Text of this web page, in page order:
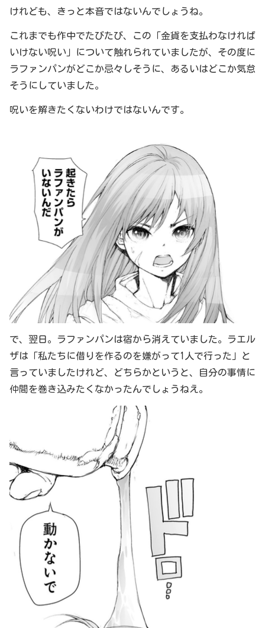
けれども、きっと本音ではないんでしょうね。
これまでも作中でたびたび、この「金貨を支払わなければ
いけない呪い」について触れられていましたが、その度に
ラファンパンがどこか忌々しそうに、あるいはどこか気怠
そうにしていました。
呪いを解きたくないわけではないんです。
で、翌日。ラファンパンは宿から消えていました。ラエル
ザは「私たちに借りを作るのを嫌がって1人で行った」と
言っていましたけれど、どちらかというと、自分の事情に
仲間を巻き込みたくなかったんでしょうねえ。